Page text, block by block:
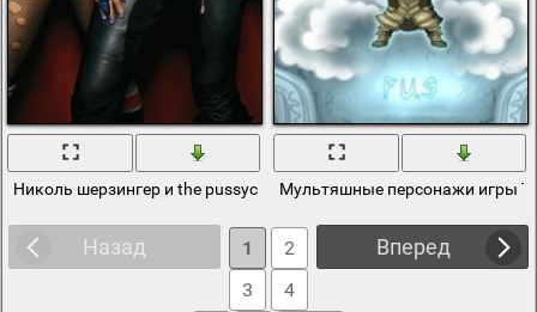
Николь шерзингер и the pussycat dolls фотоМультяшные персонажи игры
Назад Вперед
1
2
3
4